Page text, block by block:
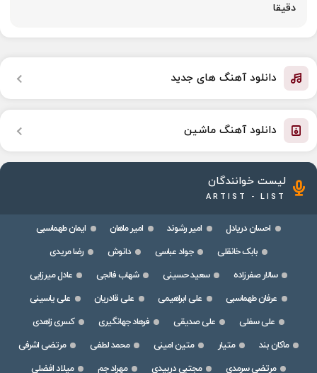
دقیقا
دانلود آهنگ های جدید
دانلود آهنگ ماشین
لیست خوانندگان
ARTIST - LIST
احسان دریادل امیر رشوند امیر ماهان
ایمان طهماسبی
بابک خانقلی
جواد عباسی دانوش
رضا مریدی
سالار صفرزاده
سعید حسینی شهاب فالجی
عادل میرزایی
عرفان طهماسبی
علی ابراهیمی علی قادریان
علی یاسینی
علی سفلی
علی صدیقی فرهاد جهانگیری
کسری زاهدی
ماکان بند
متیار متین امینی محمد لطفی
مرتضی اشرفی
مرتضی سرمدی
مجتبی دربیدی مهراد جم میلاد افضلی